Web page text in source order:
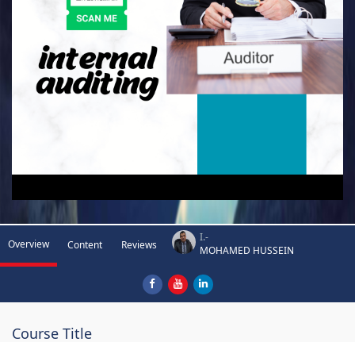
Overview Content Reviews
I.-
MOHAMED HUSSEIN
Course Title